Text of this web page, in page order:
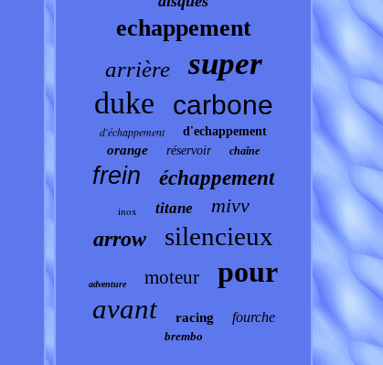
echappement
arrière super
duke carbone
d'échappement d'echappement
orange réservoir chaîne
frein échappement
inox titane mivv
arrow silencieux
adventure moteur pour
avant racing fourche
brembo